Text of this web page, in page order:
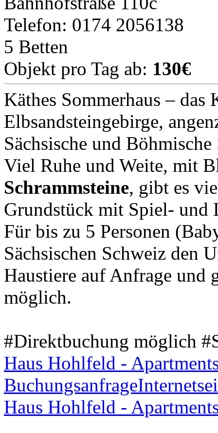
Telefon: 0174 2056138
5 Betten
Objekt pro Tag ab: 130€
Käthes Sommerhaus –
Elbsandsteingebirge,
Sächsische und
Viel Ruhe und Weite, mit
Schrammsteine, gibt es
Grundstück mit Spiel- und
Für bis zu 5 Personen
Sächsischen Schweiz den
Haustiere auf Anfrage und
möglich.
#Direktbuchung möglich
Haus Hohlfeld -
Buchungsanfrage
Haus Hohlfeld -